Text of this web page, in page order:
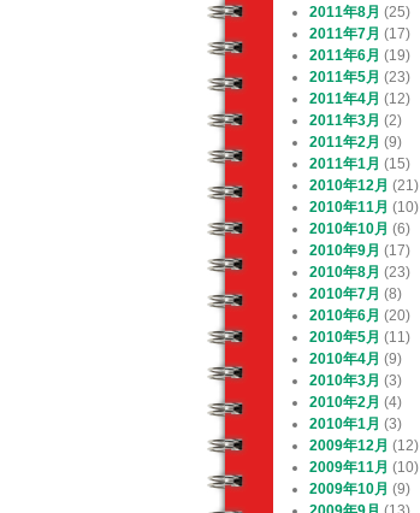
2011年8月 (25)
2011年7月 (17)
2011年6月 (19)
2011年5月 (23)
2011年4月 (12)
2011年3月 (2)
2011年2月 (9)
2011年1月 (15)
2010年12月 (21)
2010年11月 (10)
2010年10月 (6)
2010年9月 (17)
2010年8月 (23)
2010年7月 (8)
2010年6月 (20)
2010年5月 (11)
2010年4月 (9)
2010年3月 (3)
2010年2月 (4)
2010年1月 (3)
2009年12月 (12)
2009年11月 (10)
2009年10月 (9)